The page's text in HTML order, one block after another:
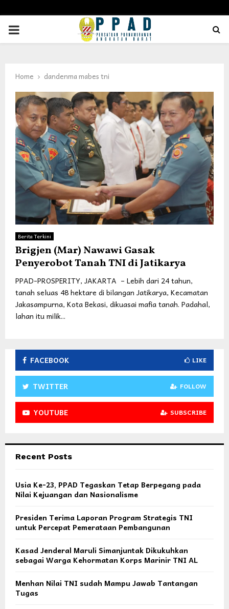
PRIMARY
Home dandenma mabes tni
Berita Terkini
Brigjen (Mar) Nawawi Gasak
Penyerobot Tanah TNI di Jatikarya
PPAD-PROSPERITY, JAKARTA – Lebih dari 24 tahun,
tanah seluas 48 hektare di bilangan Jatikarya, Kecamatan
Jakasampurna, Kota Bekasi, dikuasai mafia tanah. Padahal,
lahan itu milik...
FACEBOOK LIKE
TWITTER FOLLOW
YOUTUBE SUBSCRIBE
Recent Posts
Usia Ke-23, PPAD Tegaskan Tetap Berpegang pada
Nilai Kejuangan dan Nasionalisme
Presiden Terima Laporan Program Strategis TNI
untuk Percepat Pemerataan Pembangunan
Kasad Jenderal Maruli Simanjuntak Dikukuhkan
sebagai Warga Kehormatan Korps Marinir TNI AL
Menhan Nilai TNI sudah Mampu Jawab Tantangan
Tugas